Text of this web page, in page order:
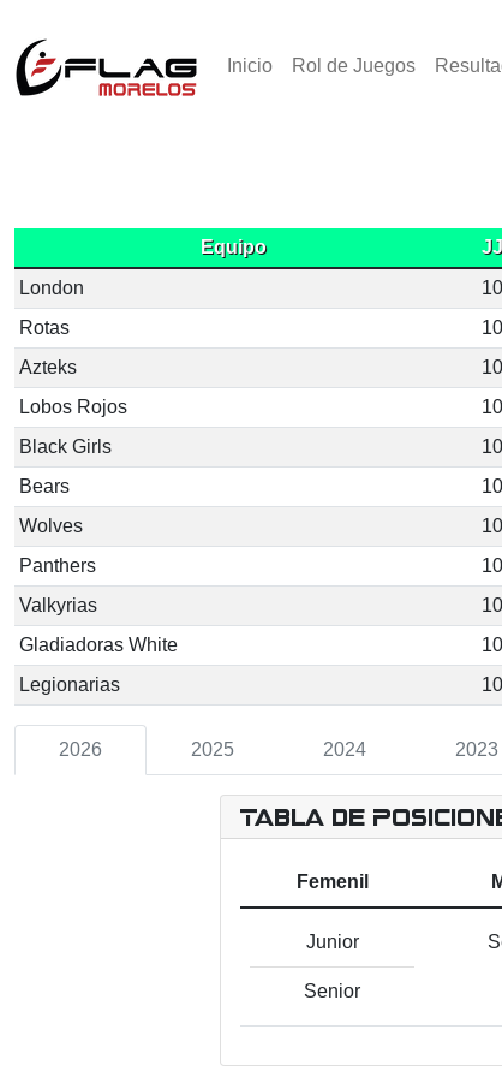
Inicio Rol de Juegos
Equipo JJ
London
10
Rotas
10
Azteks
10
Lobos Rojos
10
Black Girls
10
Bears
10
Wolves
10
Panthers
10
Valkyrias
10
Gladiadoras White
10
Legionarias
10
2026 2025 2024 2023
Tabla de
Femenil
Junior
Senior